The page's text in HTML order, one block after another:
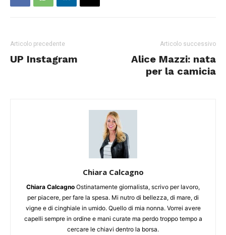
Articolo precedente
UP Instagram
Articolo successivo
Alice Mazzi: nata
per la camicia
Chiara Calcagno
Chiara Calcagno Ostinatamente giornalista, scrivo per lavoro,
per piacere, per fare la spesa. Mi nutro di bellezza, di mare, di
vigne e di cinghiale in umido. Quello di mia nonna. Vorrei avere
capelli sempre in ordine e mani curate ma perdo troppo tempo a
cercare le chiavi dentro la borsa.